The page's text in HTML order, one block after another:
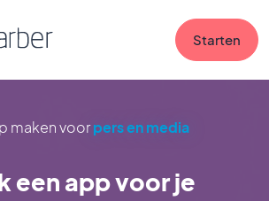
Starten
maken voorpers en media
een app voor je